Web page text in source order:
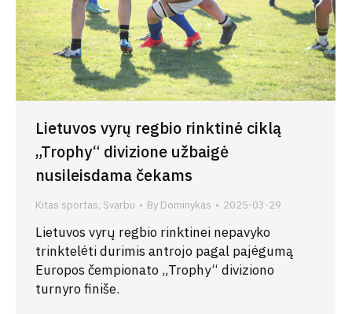
Lietuvos vyrų regbio rinktinė ciklą
„Trophy“ divizione užbaigė
nusileisdama čekams
Kitas sportas, Svarbu By Dominykas 2025-03-29
Lietuvos vyrų regbio rinktinei nepavyko
trinktelėti durimis antrojo pagal pajėgumą
Europos čempionato „Trophy“ diviziono
turnyro finiše.